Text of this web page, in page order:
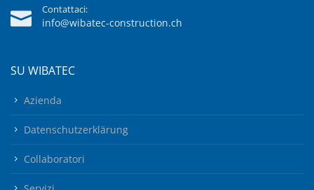
Contattaci:
info@wibatec-construction.ch
SU WIBATEC
Azienda
Datenschutzerklärung
Collaboratori